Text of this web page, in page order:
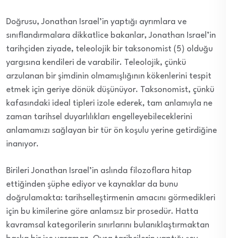
Doğrusu, Jonathan Israel’in yaptığı ayrımlara ve
sınıflandırmalara dikkatlice bakanlar, Jonathan Israel’in
tarihçiden ziyade, teleolojik bir taksonomist (5) olduğu
yargısına kendileri de varabilir. Teleolojik, çünkü
arzulanan bir şimdinin olmamışlığının kökenlerini tespit
etmek için geriye dönük düşünüyor. Taksonomist, çünkü
kafasındaki ideal tipleri izole ederek, tam anlamıyla ne
zaman tarihsel duyarlılıkları engelleyebileceklerini
anlamamızı sağlayan bir tür ön koşulu yerine getirdiğine
inanıyor.
Birileri Jonathan Israel’in aslında filozoflara hitap
ettiğinden şüphe ediyor ve kaynaklar da bunu
doğrulamakta: tarihselleştirmenin amacını görmedikleri
için bu kimilerine göre anlamsız bir prosedür. Hatta
kavramsal kategorilerin sınırlarını bulanıklaştırmaktan